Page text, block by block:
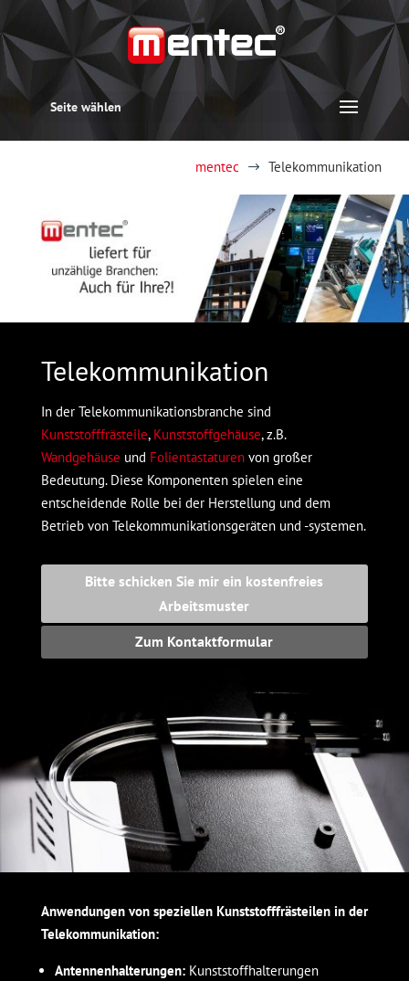
Seite wählen
mentec $ Telekommunikation
Telekommunikation
In der Telekommunikationsbranche sind
Kunststofffrästeile, Kunststoffgehäuse, z.B.
Wandgehäuse und Folientastaturenvon großer
Bedeutung. Diese Komponenten spielen eine
entscheidende Rolle bei der Herstellung und dem
Betrieb von Telekommunikationsgeräten und -systemen.
Bitte schicken Sie mir ein kostenfreies
Arbeitsmuster
Zum Kontaktformular
Anwendungen von speziellen Kunststofffrästeilen in der
Telekommunikation:
Antennenhalterungen: Kunststoffhalterungen